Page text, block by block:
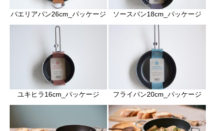
パエリアパン26cm_パッケージ ソースパン18cm_パッケージ
ユキヒラ16cm_パッケージ フライパン20cm_パッケージ